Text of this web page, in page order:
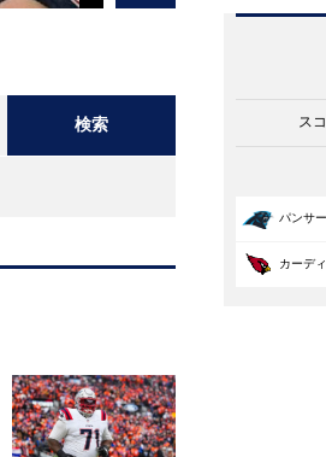
検索 ス
パンサ
カーデ